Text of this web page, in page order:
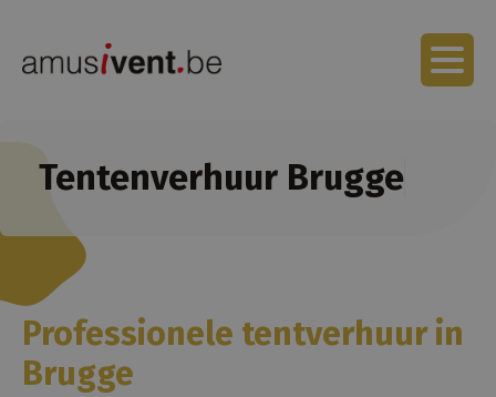
Tentenverhuur Brugge
Professionele tentverhuur in
Brugge